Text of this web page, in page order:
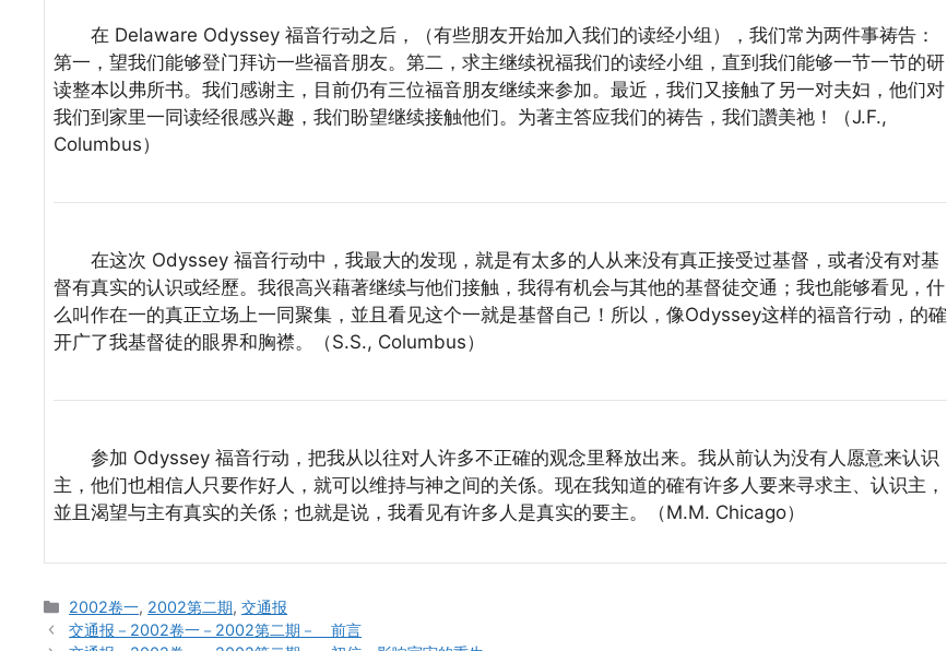
在 Delaware Odyssey 福音行动之后，（有些朋友开始加入我们的读经小组），我们常为两件事祷告：
第一，望我们能够登门拜访一些福音朋友。第二，求主继续祝福我们的读经小组，直到我们能够一节一节的研
读整本以弗所书。我们感谢主，目前仍有三位福音朋友继续来参加。最近，我们又接触了另一对夫妇，他们对
我们到家里一同读经很感兴趣，我们盼望继续接触他们。为著主答应我们的祷告，我们讚美祂！（J.F.,
Columbus）
在这次 Odyssey 福音行动中，我最大的发现，就是有太多的人从来没有真正接受过基督，或者没有对基
督有真实的认识或经歷。我很高兴藉著继续与他们接触，我得有机会与其他的基督徒交通；我也能够看见，什
么叫作在一的真正立场上一同聚集，並且看见这个一就是基督自己！所以，像Odyssey这样的福音行动，的確
开广了我基督徒的眼界和胸襟。（S.S., Columbus）
参加 Odyssey 福音行动，把我从以往对人许多不正確的观念里释放出来。我从前认为没有人愿意来认识
主，他们也相信人只要作好人，就可以维持与神之间的关係。现在我知道的確有许多人要来寻求主、认识主，
並且渴望与主有真实的关係；也就是说，我看见有许多人是真实的要主。（M.M. Chicago）
Categories
2002卷一, 2002第二期,交通报
交通报－2002卷一－2002第二期－ 前言